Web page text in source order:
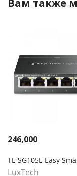
Вам также
246,000
LuxTech